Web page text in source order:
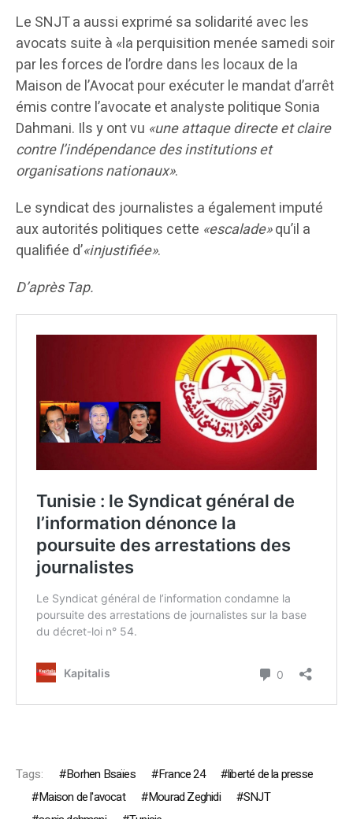
Le SNJT a aussi exprimé sa solidarité avec les
avocats suite à «la perquisition menée samedi soir
par les forces de l’ordre dans les locaux de la
Maison de l’Avocat pour exécuter le mandat d’arrêt
émis contre l’avocate et analyste politique Sonia
Dahmani. Ils y ont vu «une attaque directe et claire
contre l’indépendance des institutions et
organisations nationaux».
Le syndicat des journalistes a également imputé
aux autorités politiques cette «escalade»qu’il a
qualifiée d’«injustifiée».
D’après Tap.
Tags: Borhen Bsaïes France 24
liberté de la presse
Maison de l'avocat
Mourad Zeghidi
SNJT